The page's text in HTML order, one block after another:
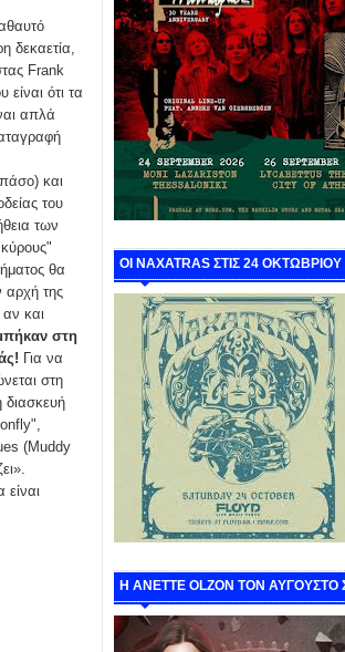
δεκαετία,
Frank
ότι τα
απλά
και
του
των
θα
αρχή της
και
στη
Για να
στη
διασκευή
(Muddy
είναι
ΟΙ NAXATRAS ΣΤΙΣ 24 ΟΚΤΩΒΡΙΟΥ
Η ANETTE OLZON ΤΟΝ